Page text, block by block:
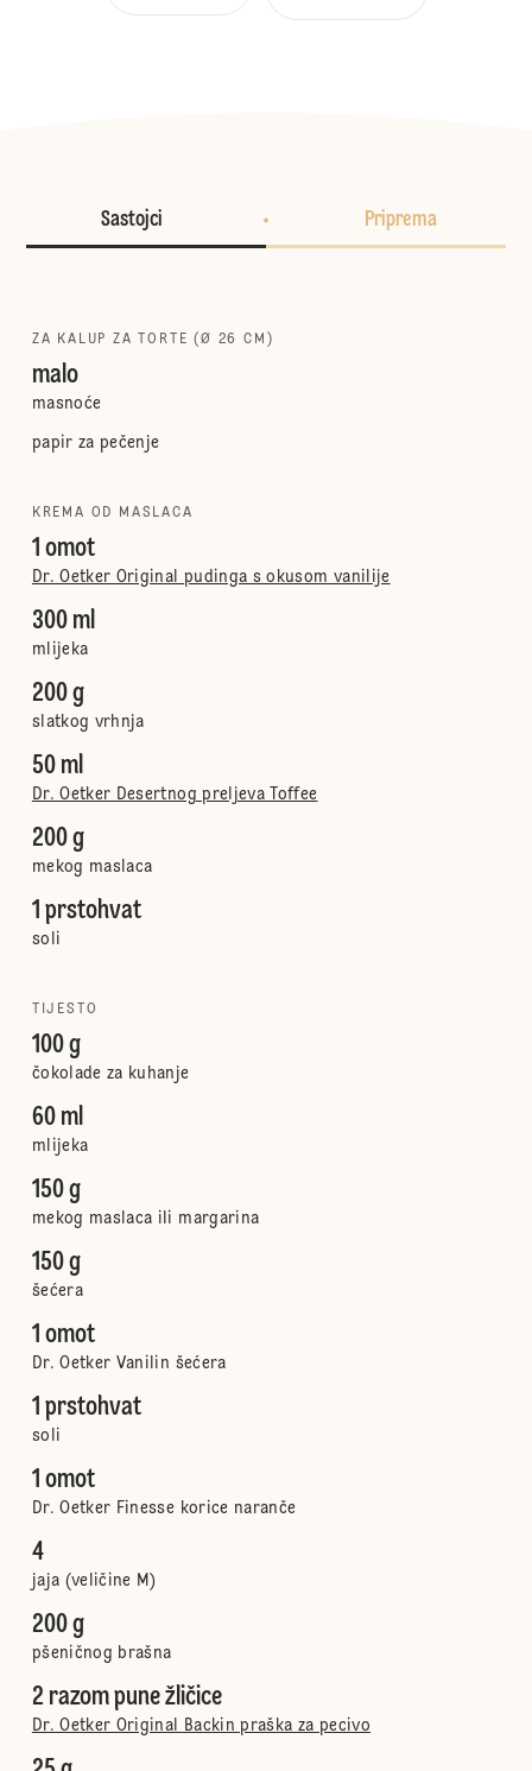
Sastojci Priprema
ZA KALUP ZA TORTE (Ø 26 CM)
malo
masnoće
papir za pečenje
KREMA OD MASLACA
1 omot
Dr. Oetker Original pudinga s okusom vanilije
300 ml
mlijeka
200 g
slatkog vrhnja
50 ml
Dr. Oetker Desertnog preljeva Toffee
200 g
mekog maslaca
1 prstohvat
soli
TIJESTO
100 g
čokolade za kuhanje
60 ml
mlijeka
150 g
mekog maslaca ili margarina
150 g
šećera
1 omot
Dr. Oetker Vanilin šećera
1 prstohvat
soli
1 omot
Dr. Oetker Finesse korice naranče
4
jaja (veličine M)
200 g
pšeničnog brašna
2 razom pune žličice
Dr. Oetker Original Backin praška za pecivo